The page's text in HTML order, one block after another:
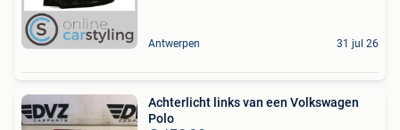
Antwerpen 31 jul 26
Achterlicht links van een Volkswagen
Polo